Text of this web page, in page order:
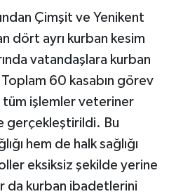
Çimşit ve Yenikent
dört ayrı kurban kesim
vatandaşlara kurban
60 kasabın görev
tüm işlemler veteriner
gerçekleştirildi. Bu
hem de halk sağlığı
eksiksiz şekilde yerine
da kurban ibadetlerini